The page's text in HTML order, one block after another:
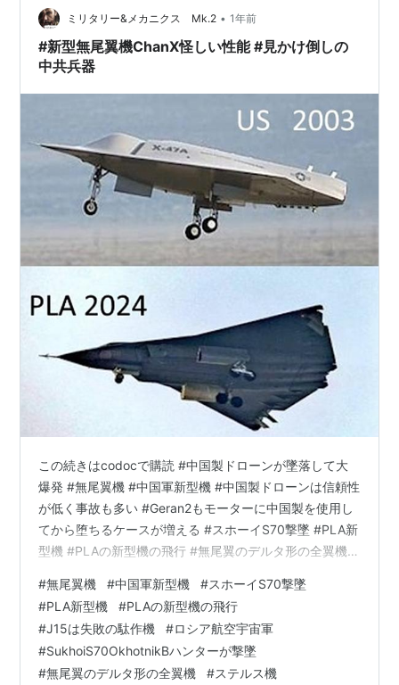
ミリタリー&メカニクス Mk.2 • 1年前
#新型無尾翼機ChanX怪しい性能 #見かけ倒しの
中共兵器
この続きはcodocで購読 #中国製ドローンが墜落して大
爆発 #無尾翼機 #中国軍新型機 #中国製ドローンは信頼性
が低く事故も多い #Geran2もモーターに中国製を使用し
てから堕ちるケースが増える #スホーイS70撃墜 #PLA新
型機 #PLAの新型機の飛行 #無尾翼のデルタ形の全翼機
製造 #X47ペガサス #LockheedX44 #P175 Polecatも墜
落して計画中止 #無尾翼機の開発の難しさ #迎角αをとっ
た飛行姿勢 #第六世代戦闘機など眉唾 #中国製の渦扇エ
ンジンは信頼性が低く #J15は失敗の駄作機 #ロシア航空
宇宙…
#無尾翼機 #中国軍新型機 #スホーイS70撃墜
#PLA新型機 #PLAの新型機の飛行
#J15は失敗の駄作機 #ロシア航空宇宙軍
#SukhoiS70OkhotnikBハンターが撃墜
#無尾翼のデルタ形の全翼機 #ステルス機